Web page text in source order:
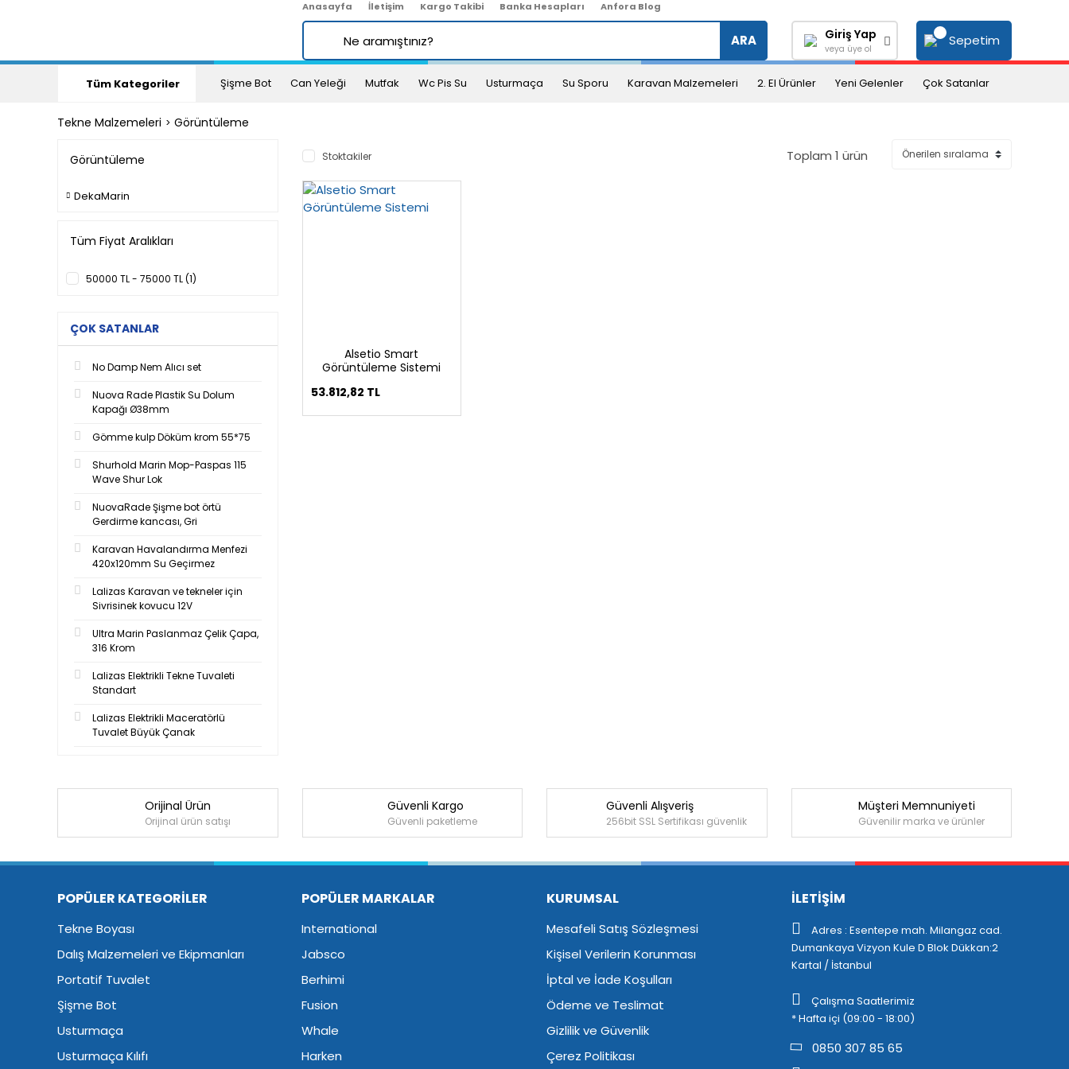
Anasayfa İletişim Kargo Takibi Banka Hesapları Anfora Blog
ARA Giriş Yap
veya üye ol
Sepetim
Tüm Kategoriler Şişme Bot Can Yeleği Mutfak Wc Pis Su Usturmaça Su Sporu Karavan Malzemeleri 2. El Ürünler Yeni Gelenler Çok Satanlar
Tekne Malzemeleri Görüntüleme
Görüntüleme
DekaMarin
Tüm Fiyat Aralıkları
50000 TL - 75000 TL (1)
ÇOK SATANLAR
No Damp Nem Alıcı set
Nuova Rade Plastik Su Dolum
Kapağı Ø38mm
Gömme kulp Döküm krom 55*75
Shurhold Marin Mop-Paspas 115
Wave Shur Lok
NuovaRade Şişme bot örtü
Gerdirme kancası, Gri
Karavan Havalandırma Menfezi
420x120mm Su Geçirmez
Lalizas Karavan ve tekneler için
Sivrisinek kovucu 12V
Ultra Marin Paslanmaz Çelik Çapa,
316 Krom
Lalizas Elektrikli Tekne Tuvaleti
Standart
Lalizas Elektrikli Maceratörlü
Tuvalet Büyük Çanak
Stoktakiler Toplam 1 ürün
Alsetio Smart
Görüntüleme Sistemi
53.812,82 TL
Orijinal Ürün
Orijinal ürün satışı
Güvenli Kargo
Güvenli paketleme
Güvenli Alışveriş
256bit SSL Sertifikası güvenlik
Müşteri Memnuniyeti
Güvenilir marka ve ürünler
POPÜLER KATEGORİLER
Tekne Boyası
Dalış Malzemeleri ve Ekipmanları
Portatif Tuvalet
Şişme Bot
Usturmaça
Usturmaça Kılıfı
POPÜLER MARKALAR
International
Jabsco
Berhimi
Fusion
Whale
Harken
KURUMSAL
Mesafeli Satış Sözleşmesi
Kişisel Verilerin Korunması
İptal ve İade Koşulları
Ödeme ve Teslimat
Gizlilik ve Güvenlik
Çerez Politikası
İLETİŞİM
Adres : Esentepe mah. Milangaz cad.
Dumankaya Vizyon Kule D Blok Dükkan:2
Kartal / İstanbul
Çalışma Saatlerimiz
* Hafta içi (09:00 - 18:00)
0850 307 85 65